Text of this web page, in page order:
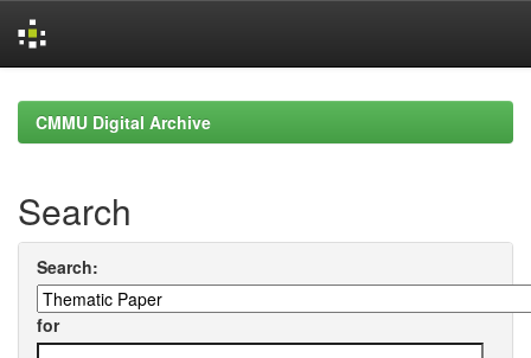
navigationCMMU Digital Archive
Search
Search:
for